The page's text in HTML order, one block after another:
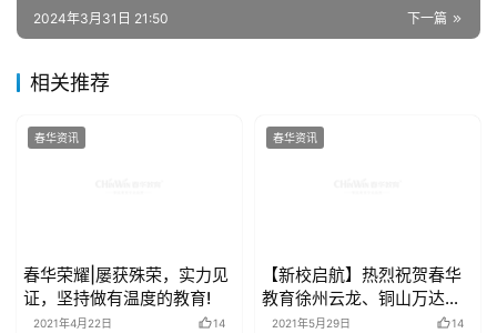
下一篇
2024年3月31日 21:50
相关推荐
春华资讯
春华荣耀|屡获殊荣，实力见
证，坚持做有温度的教育!
2021年4月22日 14
春华资讯
【新校启航】热烈祝贺春华
教育徐州云龙、铜山万达双
校开业
2021年5月29日 14